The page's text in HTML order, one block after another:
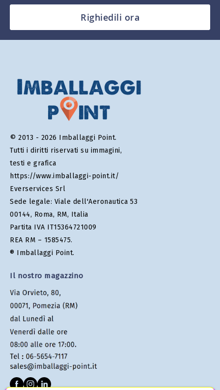
Righiedili ora
© 2013 - 2026 Imballaggi Point.
Tutti i diritti riservati su immagini,
testi e grafica
https://www.imballaggi-point.it/
Everservices Srl
Sede legale: Viale dell'Aeronautica 53
00144, Roma, RM, Italia
Partita IVA IT15364721009
REA RM – 1585475.
® Imballaggi Point.
Il nostro magazzino